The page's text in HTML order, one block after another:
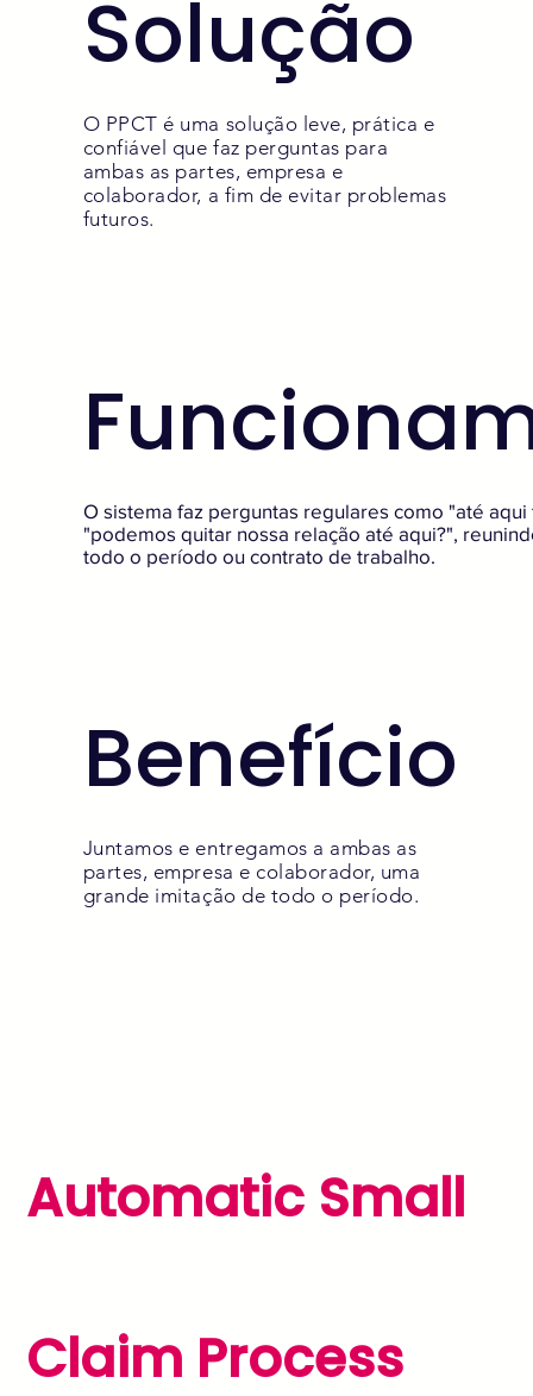
Solução
​O PPCT é uma solução leve, prática e
confiável que faz perguntas para
ambas as partes, empresa e
colaborador, a fim de evitar problemas
futuros.
O sistema faz perguntas regulares como "até
"podemos quitar nossa relação até aqui?",
todo o período ou contrato de trabalho.
Benefício
Juntamos e entregamos a ambas as
partes, empresa e colaborador, uma
grande imitação de todo o período.
Automatic Small
Claim Process